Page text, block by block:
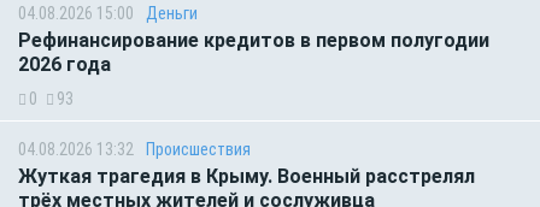
04.08.2026 15:00 Деньги
Рефинансирование кредитов в первом полугодии
2026 года
0 93
04.08.2026 13:32 Происшествия
Жуткая трагедия в Крыму. Военный расстрелял
трёх местных жителей и сослуживца